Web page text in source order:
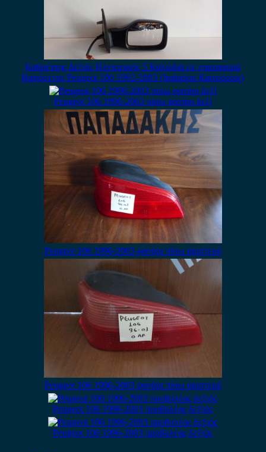
Καθρέπτης Δεξιός Ηλεκτρικός 5 Καλώδια με επαναφορά
Βαφόμενος Peugeot 106 1992-2003 (Imitation Καινούριος)
Peugeot 106 1996-2003 πίσω φανάρι δεξί
Peugeot 106 1996-2003 φανάρι πίσω αριστερό
Peugeot 106 1996-2003 φανάρι πίσω αριστερό
Peugeot 106 1996-2003 προβολέας δεξιός
Peugeot 106 1996-2003 προβολέας δεξιός